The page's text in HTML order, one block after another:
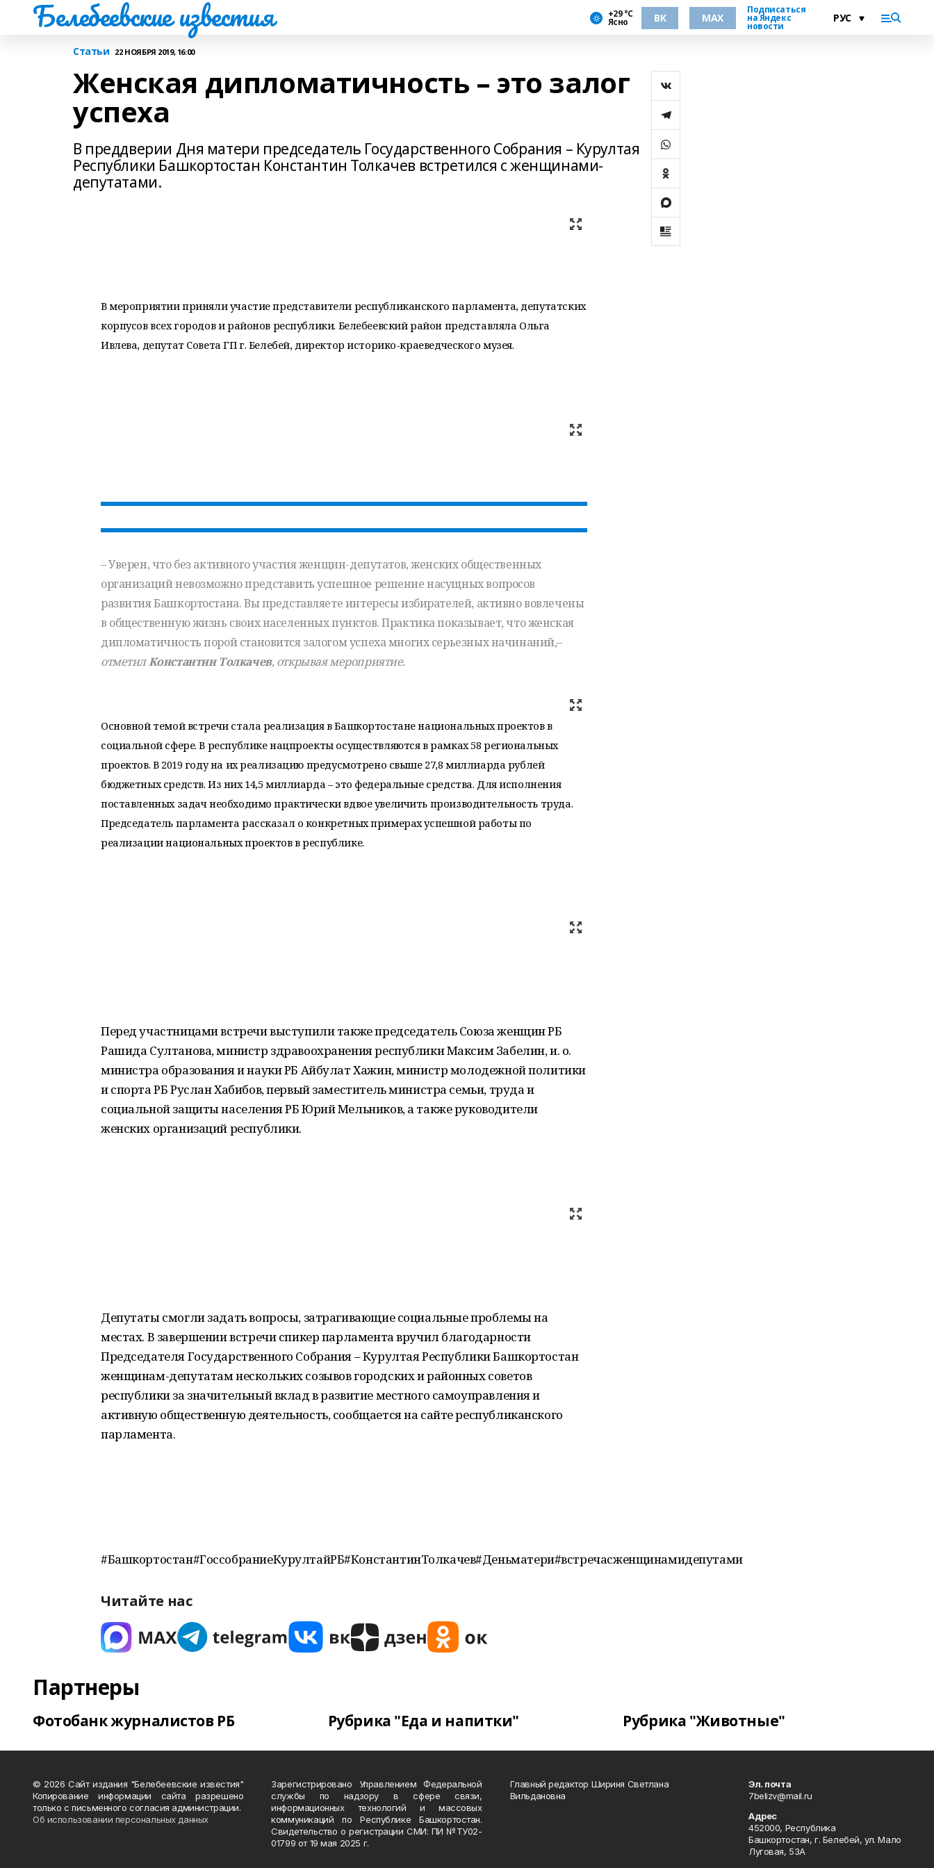
Белебеевские известия +29 °С
Ясно ВК MAX
Подписаться
на Яндекс
новости
Статьи 22 НОЯБРЯ 2019, 16:00
Женская дипломатичность – это залог
успеха
В преддверии Дня матери председатель Государственного Собрания – Курултая
Республики Башкортостан Константин Толкачев встретился с женщинами-
депутатами.
В мероприятии приняли участие представители республиканского парламента, депутатских
корпусов всех городов и районов республики. Белебеевский район представляла Ольга
Ивлева, депутат Совета ГП г. Белебей, директор историко-краеведческого музея.
– Уверен, что без активного участия женщин-депутатов, женских общественных
организаций невозможно представить успешное решение насущных вопросов
развития Башкортостана. Вы представляете интересы избирателей, активно вовлечены
в общественную жизнь своих населенных пунктов. Практика показывает, что женская
дипломатичность порой становится залогом успеха многих серьезных начинаний,–
отметилКонстантин Толкачев, открывая мероприятие.
Основной темой встречи стала реализация в Башкортостане национальных проектов в
социальной сфере. В республике нацпроекты осуществляются в рамках 58 региональных
проектов. В 2019 году на их реализацию предусмотрено свыше 27,8 миллиарда рублей
бюджетных средств. Из них 14,5 миллиарда – это федеральные средства. Для исполнения
поставленных задач необходимо практически вдвое увеличить производительность труда.
Председатель парламента рассказал о конкретных примерах успешной работы по
реализации национальных проектов в республике.
Перед участницами встречи выступили также председатель Союза женщин РБ
Рашида Султанова, министр здравоохранения республики Максим Забелин, и. о.
министра образования и науки РБ Айбулат Хажин, министр молодежной политики
и спорта РБ Руслан Хабибов, первый заместитель министра семьи, труда и
социальной защиты населения РБ Юрий Мельников, а также руководители
женских организаций республики.
Депутаты смогли задать вопросы, затрагивающие социальные проблемы на
местах. В завершении встречи спикер парламента вручил благодарности
Председателя Государственного Собрания – Курултая Республики Башкортостан
женщинам-депутатам нескольких созывов городских и районных советов
республики за значительный вклад в развитие местного самоуправления и
активную общественную деятельность, сообщается на сайте республиканского
парламента.
#Башкортостан#ГоссобраниеКурултайРБ#КонстантинТолкачев#Деньматери#встречасженщинамидепутами
Читайте нас
Партнеры
Фотобанк журналистов РБ Рубрика "Еда и напитки" Рубрика "Животные"
© 2026 Сайт издания "Белебеевские известия"
Копирование информации сайта разрешено
только с письменного согласия администрации.
Об использовании персональных данных
Зарегистрировано Управлением Федеральной
службы по надзору в сфере связи,
информационных технологий и массовых
коммуникаций по Республике Башкортостан.
Свидетельство о регистрации СМИ: ПИ №ТУ02-
01799 от 19 мая 2025 г.
Главный редактор Шириня Светлана
Вильдановна
Эл. почта
7belizv@mail.ru
Адрес
452000, Республика
Башкортостан, г. Белебей, ул. Мало
Луговая, 53А